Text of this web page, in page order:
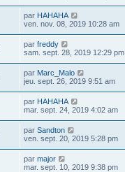
par HAHAHA
ven. nov. 08, 2019 10:28 am
par freddy
sam. sept. 28, 2019 12:29 pm
par Marc_Malo
jeu. sept. 26, 2019 9:51 am
par HAHAHA
mar. sept. 24, 2019 4:02 am
par Sandton
ven. sept. 20, 2019 5:28 pm
par major
mar. sept. 10, 2019 9:38 pm